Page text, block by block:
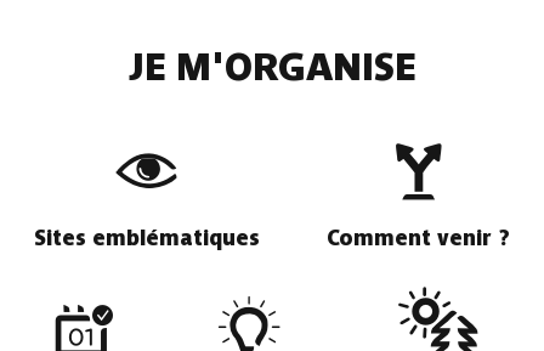
JE M'ORGANISE
Sites emblématiques Comment venir ?